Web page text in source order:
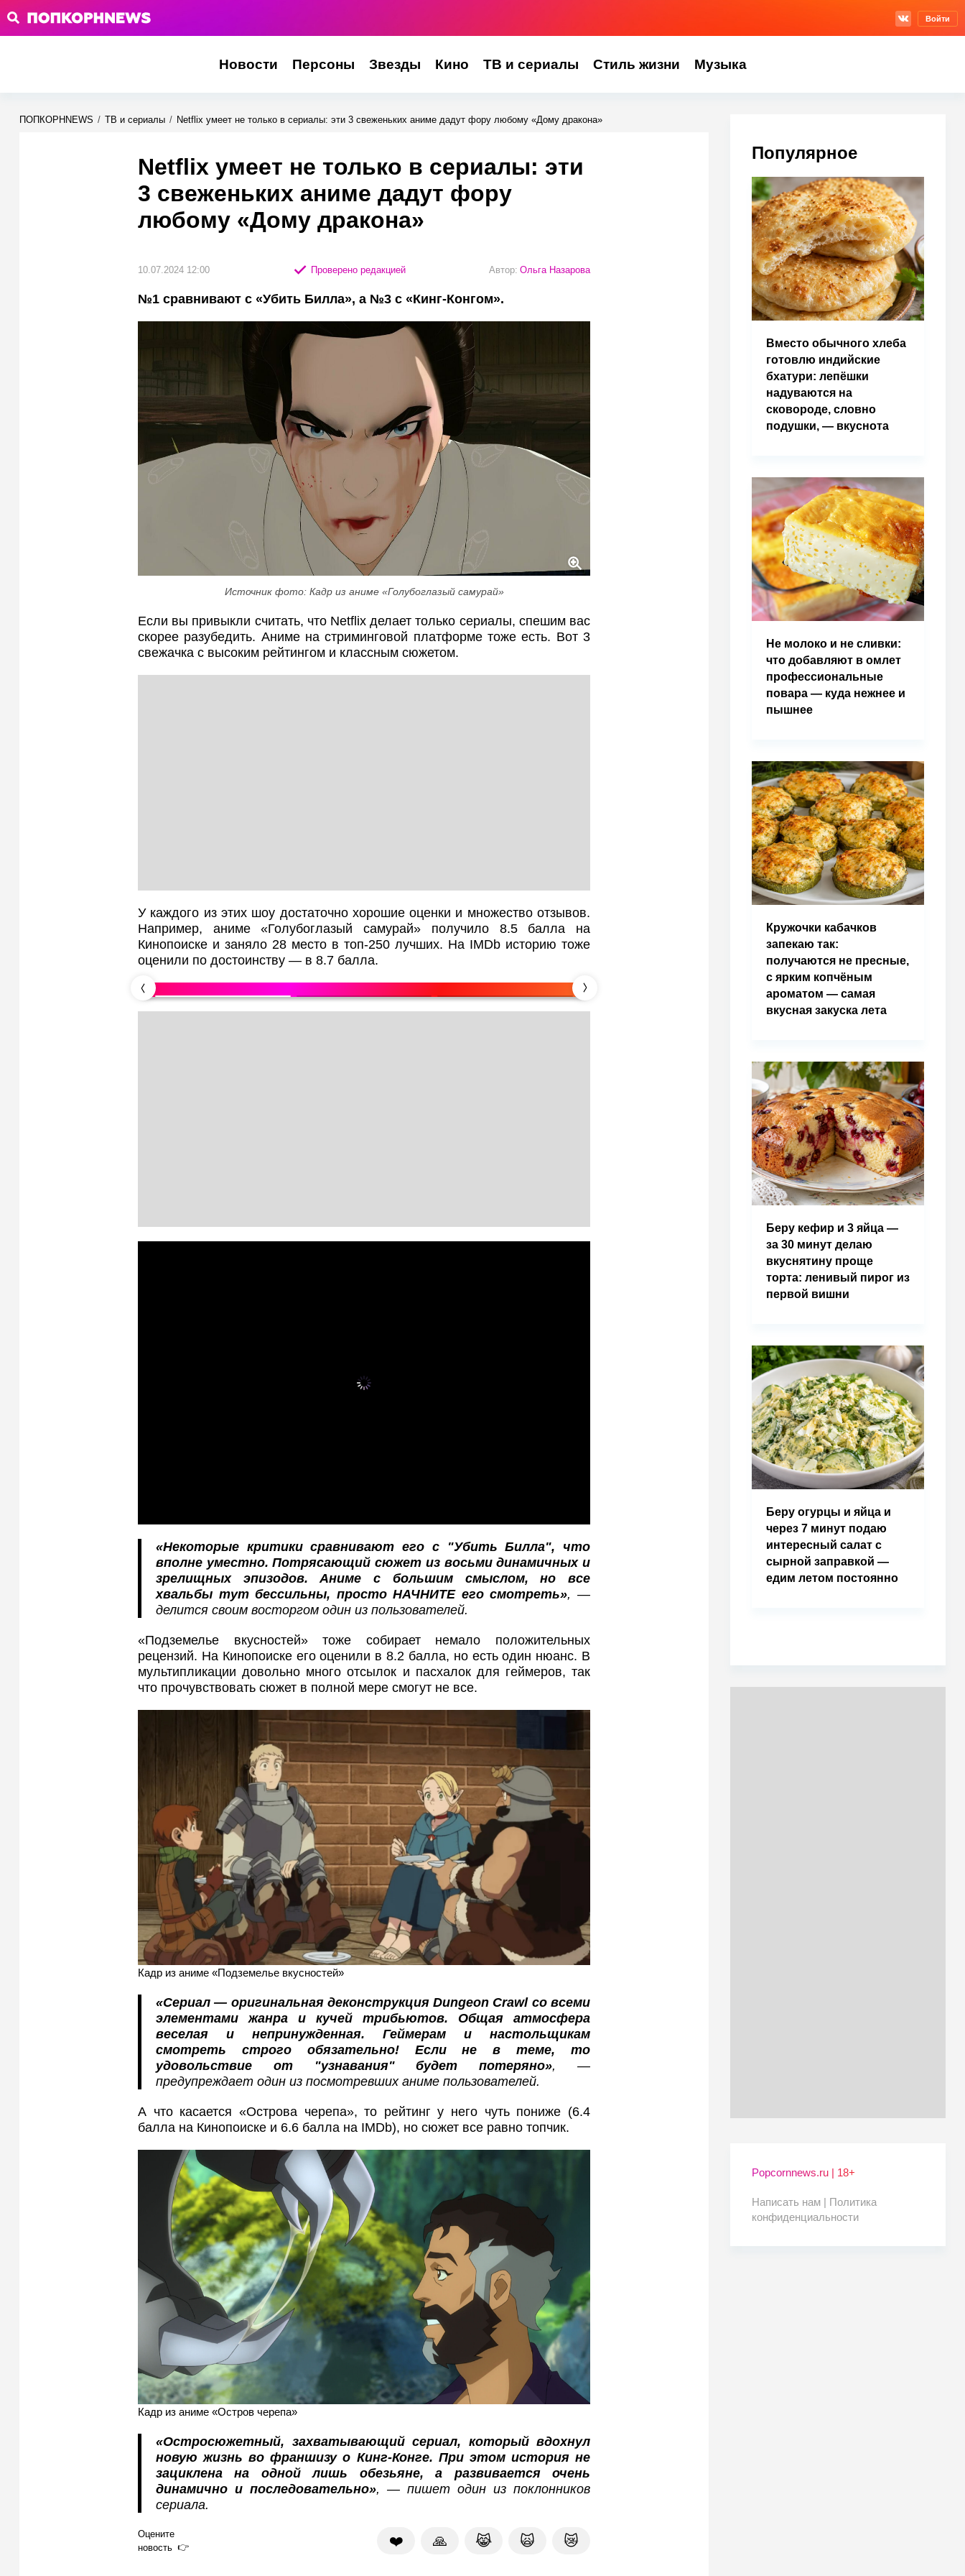
Войти
Новости Персоны Звезды Кино ТВ и сериалы Стиль жизни Музыка
ПОПКОРНNEWS / ТВ и сериалы / Netflix умеет не только в сериалы: эти 3 свеженьких аниме дадут фору любому «Дому дракона»
Netflix умеет не только в сериалы: эти
3 свеженьких аниме дадут фору
любому «Дому дракона»
10.07.2024 12:00 Проверено редакцией Автор: Ольга Назарова
№1 сравнивают с «Убить Билла», а №3 с «Кинг-Конгом».
Источник фото: Кадр из аниме «Голубоглазый самурай»
Если вы привыкли считать, что Netflix делает только сериалы, спешим вас
скорее разубедить. Аниме на стриминговой платформе тоже есть. Вот 3
свежачка с высоким рейтингом и классным сюжетом.
У каждого из этих шоу достаточно хорошие оценки и множество отзывов.
Например, аниме «Голубоглазый самурай» получило 8.5 балла на
Кинопоиске и заняло 28 место в топ-250 лучших. На IMDb историю тоже
оценили по достоинству — в 8.7 балла.
«Некоторые критики сравнивают его с "Убить Билла", что
вполне уместно. Потрясающий сюжет из восьми динамичных и
зрелищных эпизодов. Аниме с большим смыслом, но все
хвальбы тут бессильны, просто НАЧНИТЕ его смотреть», —
делится своим восторгом один из пользователей.
«Подземелье вкусностей» тоже собирает немало положительных
рецензий. На Кинопоиске его оценили в 8.2 балла, но есть один нюанс. В
мультипликации довольно много отсылок и пасхалок для геймеров, так
что прочувствовать сюжет в полной мере смогут не все.
Кадр из аниме «Подземелье вкусностей»
«Сериал — оригинальная деконструкция Dungeon Crawl со всеми
элементами жанра и кучей трибьютов. Общая атмосфера
веселая и непринужденная. Геймерам и настольщикам
смотреть строго обязательно! Если не в теме, то
удовольствие от "узнавания" будет потеряно», —
предупреждает один из посмотревших аниме пользователей.
А что касается «Острова черепа», то рейтинг у него чуть пониже (6.4
балла на Кинопоиске и 6.6 балла на IMDb), но сюжет все равно топчик.
Кадр из аниме «Остров черепа»
«Остросюжетный, захватывающий сериал, который вдохнул
новую жизнь во франшизу о Кинг-Конге. При этом история не
зациклена на одной лишь обезьяне, а развивается очень
динамично и последовательно», — пишет один из поклонников
сериала.
Оцените
новость
❤️ 🙏 😹 🙀 😿
Популярное
Вместо обычного хлеба
готовлю индийские
бхатури: лепёшки
надуваются на
сковороде, словно
подушки, — вкуснота
Не молоко и не сливки:
что добавляют в омлет
профессиональные
повара — куда нежнее и
пышнее
Кружочки кабачков
запекаю так:
получаются не пресные,
с ярким копчёным
ароматом — самая
вкусная закуска лета
Беру кефир и 3 яйца —
за 30 минут делаю
вкуснятину проще
торта: ленивый пирог из
первой вишни
Беру огурцы и яйца и
через 7 минут подаю
интересный салат с
сырной заправкой —
едим летом постоянно
Popcornnews.ru | 18+
Написать нам | Политика
конфиденциальности